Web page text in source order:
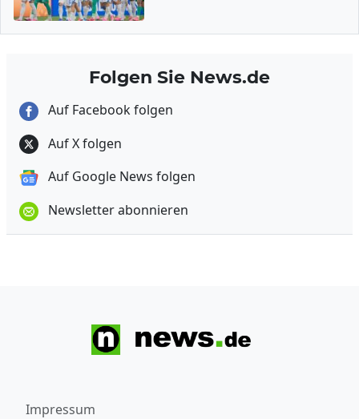
Folgen Sie News.de
Auf Facebook folgen
Auf X folgen
Auf Google News folgen
Newsletter abonnieren
Impressum